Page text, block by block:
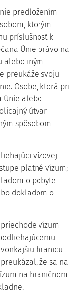
predložením
ktorým
príslušnosť k
Únie právo na
alebo iným
preukáže svoju
Osobe, ktorá pri
Únie alebo
útvar
spôsobom
vízovej
platné vízum;
o pobyte
dokladom o
vízum
hranicu
že sa na
na hraničnom